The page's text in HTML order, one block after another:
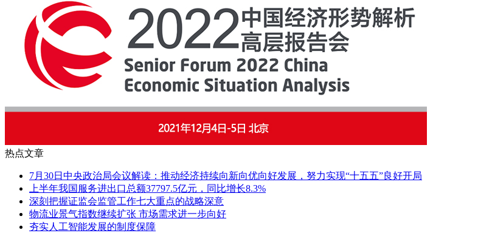
热点文章
7月30日中央政治局会议解读：推动经济持续向新向优向好发展，努力实现“十五五”良好开局
上半年我国服务进出口总额37797.5亿元，同比增长8.3%
深刻把握证监会监管工作七大重点的战略深意
物流业景气指数继续扩张 市场需求进一步向好
夯实人工智能发展的制度保障